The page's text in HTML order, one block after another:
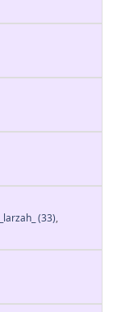
_larzah_ (33),